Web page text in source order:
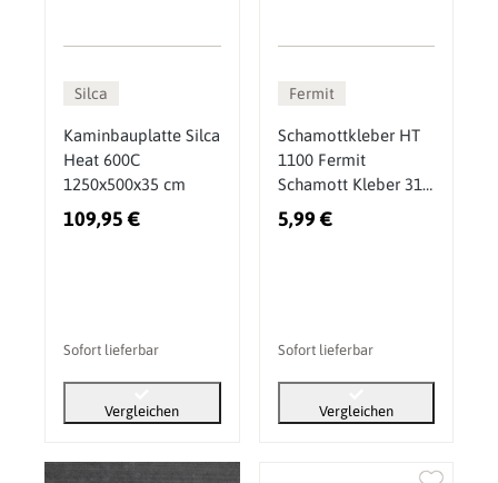
Silca
Kaminbauplatte Silca
Heat 600C
1250x500x35 cm
109,95 €
Sofort lieferbar
Vergleichen
Fermit
Schamottkleber HT
1100 Fermit
Schamott Kleber 310
ml
5,99 €
Sofort lieferbar
Vergleichen